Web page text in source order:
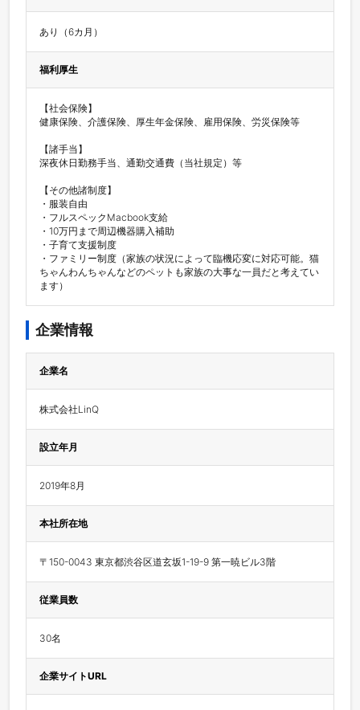
あり（6カ月）
福利厚生
【社会保険】
健康保険、介護保険、厚生年金保険、雇用保険、労災保険等
【諸手当】
深夜休日勤務手当、通勤交通費（当社規定）等
【その他諸制度】
・服装自由
・フルスペックMacbook支給
・10万円まで周辺機器購入補助
・子育て支援制度
・ファミリー制度（家族の状況によって臨機応変に対応可能。猫
ちゃんわんちゃんなどのペットも家族の大事な一員だと考えてい
ます）
企業情報
企業名
株式会社LinQ
設立年月
2019年8月
本社所在地
〒150-0043 東京都渋谷区道玄坂1-19-9 第一暁ビル3階
従業員数
30名
企業サイトURL